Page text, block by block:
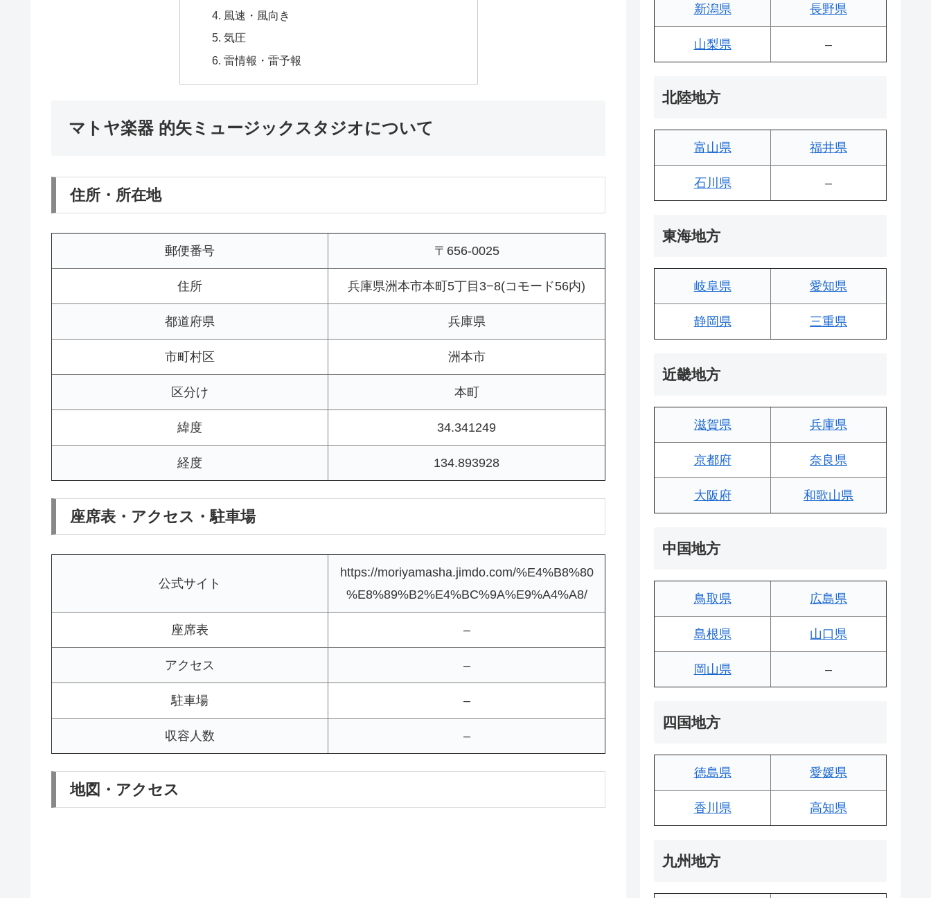
風速・風向き
気圧
雷情報・雷予報
マトヤ楽器 的矢ミュージックスタジオについて
住所・所在地
郵便番号 〒656-0025
住所 兵庫県洲本市本町5丁目3−8(コモード56内)
都道府県 兵庫県
市町村区 洲本市
区分け 本町
緯度 34.341249
経度 134.893928
座席表・アクセス・駐車場
公式サイト
https://moriyamasha.jimdo.com/%E4%B8%80
%E8%89%B2%E4%BC%9A%E9%A4%A8/
座席表 –
アクセス –
駐車場 –
収容人数 –
地図・アクセス
新潟県 長野県
山梨県 –
北陸地方
富山県 福井県
石川県 –
東海地方
岐阜県 愛知県
静岡県 三重県
近畿地方
滋賀県 兵庫県
京都府 奈良県
大阪府 和歌山県
中国地方
鳥取県 広島県
島根県 山口県
岡山県 –
四国地方
徳島県 愛媛県
香川県 高知県
九州地方